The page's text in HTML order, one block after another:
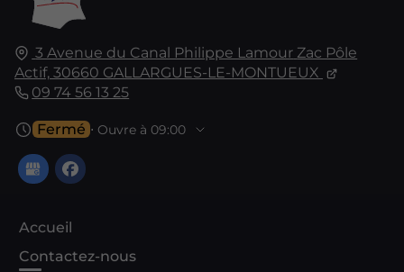
3 Avenue du Canal Philippe Lamour Zac Pôle
Actif, 30660 GALLARGUES-LE-MONTUEUX
09 74 56 13 25
Fermé ⋅ Ouvre à 09:00
Accueil
Contactez-nous